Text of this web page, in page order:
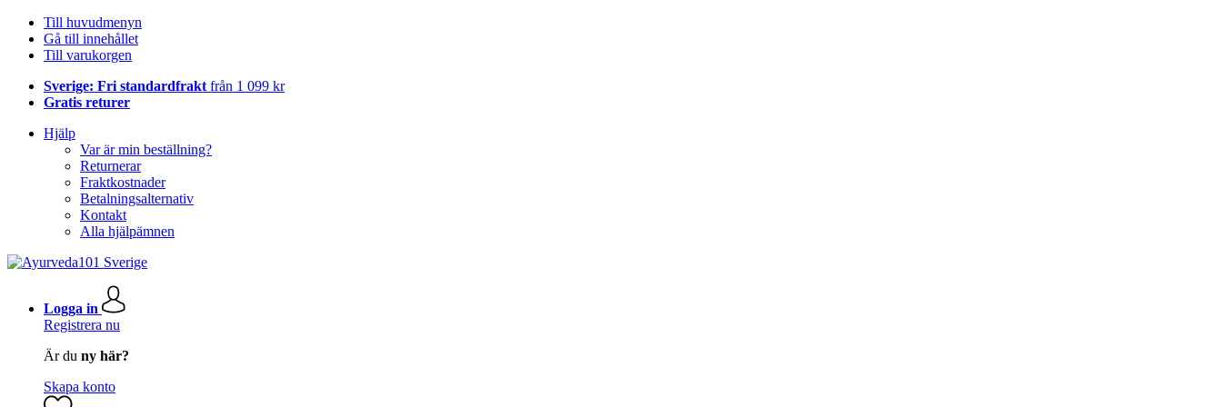
Till huvudmenyn
Gå till innehållet
Till varukorgen
Sverige: Fri standardfrakt från 1 099 kr
Gratis returer
Hjälp
Var är min beställning?
Returnerar
Fraktkostnader
Betalningsalternativ
Kontakt
Alla hjälpämnen
Logga in
Registrera nu
Är du ny här?
Skapa konto